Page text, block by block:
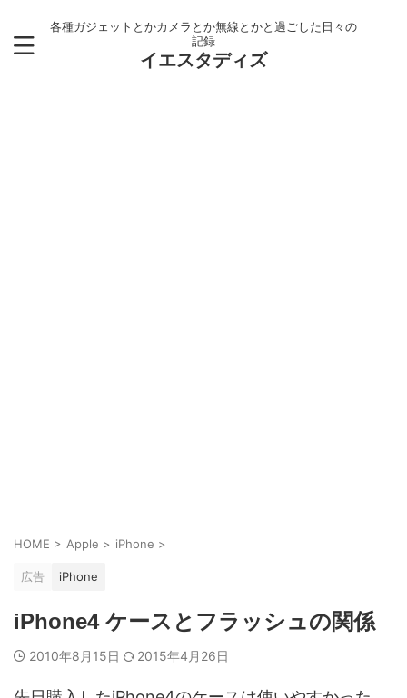
各種ガジェットとかカメラとか無線とかと過ごした日々の
記録
イエスタディズ
HOME > Apple > iPhone >
広告 iPhone
iPhone4 ケースとフラッシュの関係
2010年8月15日 2015年4月26日